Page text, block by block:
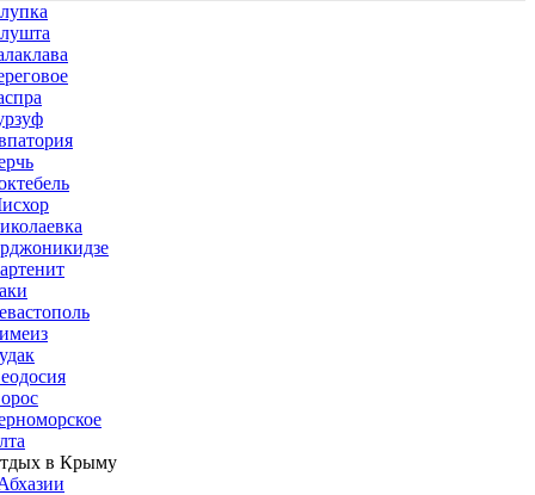
в Крыму